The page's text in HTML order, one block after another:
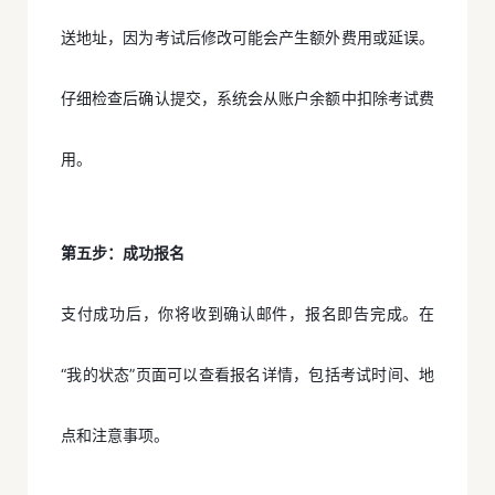
送地址，因为考试后修改可能会产生额外费用或延误。
仔细检查后确认提交，系统会从账户余额中扣除考试费
用。
第五步：成功报名
支付成功后，你将收到确认邮件，报名即告完成。在
“我的状态”页面可以查看报名详情，包括考试时间、地
点和注意事项。